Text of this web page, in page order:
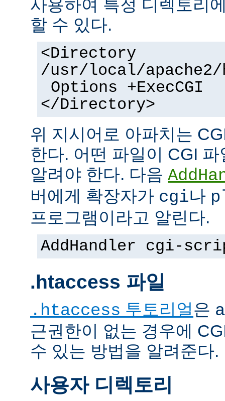
사용하여 특정 디렉토리
할 수 있다.
<Directory
/usr/local/apache2/
Options +ExecCGI
</Directory>
위 지시어로 아파치는
한다. 어떤 파일이 CGI
알려야 한다. 다음
버에게 확장자가 cgi나
프로그램이라고 알린다.
AddHandler cgi-
.htaccess 파일
.htaccess 투토리얼은
근권한이 없는 경우에
수 있는 방법을 알려준다.
사용자 디렉토리